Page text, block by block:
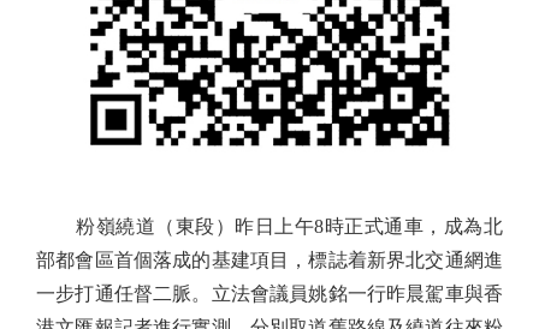
粉嶺繞道（東段）昨日上午8時正式通車，成為北
部都會區首個落成的基建項目，標誌着新界北交通網進
一步打通任督二脈。立法會議員姚銘一行昨晨駕車與香